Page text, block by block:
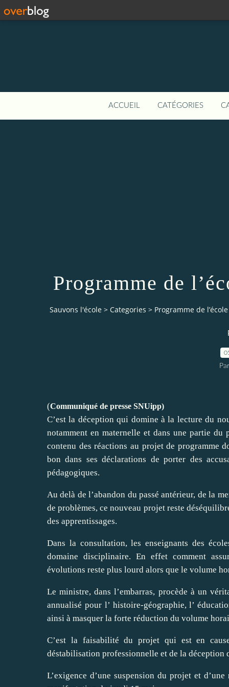
ACCUEIL CATÉGORIES
Programme de
Sauvons l'école > Categories > Programme de
(Communiqué de presse SNUipp)
C’est la déception qui domine à la lecture du
notamment en maternelle et dans une partie
contenu des réactions au projet de programme
bon dans ses déclarations de porter des
pédagogiques.
Au delà de l’abandon du passé antérieur, de la
de problèmes, ce nouveau projet reste
des apprentissages.
Dans la consultation, les enseignants des
domaine disciplinaire. En effet comment
évolutions reste plus lourd alors que le volume
Le ministre, dans l’embarras, procède à un
annualisé pour l’ histoire-géographie, l’
ainsi à masquer la forte réduction du volume
C’est la faisabilité du projet qui est en
déstabilisation professionnelle et de la déception
L’exigence d’une suspension du projet et